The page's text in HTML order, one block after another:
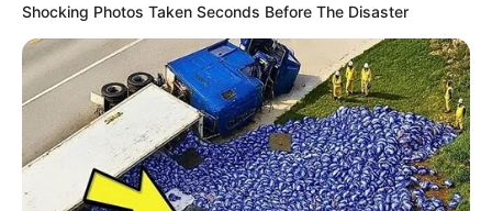
Shocking Photos Taken Seconds Before The Disaster